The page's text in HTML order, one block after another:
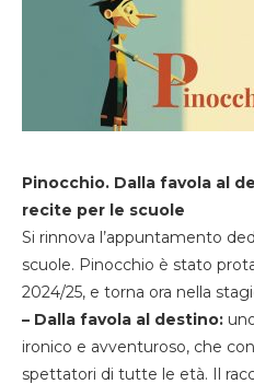
Pinocchio. Dalla favola al
recite per le scuole
Si rinnova l’appuntamento
scuole. Pinocchio è stato
2024/25, e torna ora nella
– Dalla favola al destino:
ironico e avventuroso, che
spettatori di tutte le età. Il